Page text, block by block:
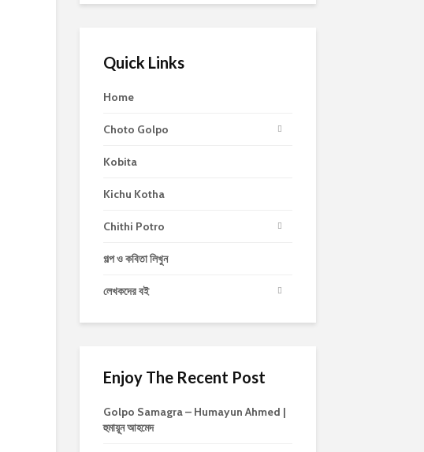
Quick Links
Home
Choto Golpo
Kobita
Kichu Kotha
Chithi Potro
গল্প ও কবিতা লিখুন
লেখকদের বই
Enjoy The Recent Post
Golpo Samagra – Humayun Ahmed |
হুমায়ূন আহমেদ